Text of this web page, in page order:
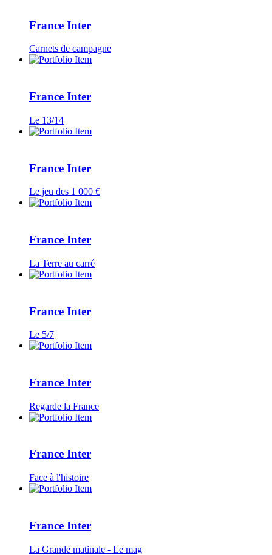
France Inter
Carnets de campagne
France Inter
Le 13/14
France Inter
Le jeu des 1 000 €
France Inter
La Terre au carré
France Inter
Le 5/7
France Inter
Regarde la France
France Inter
Face à l'histoire
France Inter
La Grande matinale - Le mag